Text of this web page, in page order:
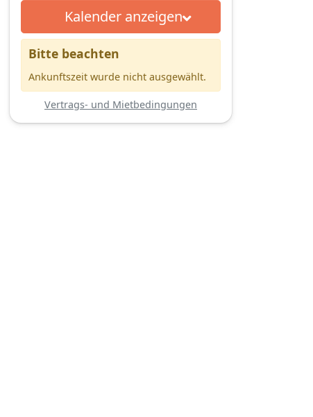
Kalender anzeigen
Bitte beachten
Ankunftszeit wurde nicht ausgewählt.
Vertrags- und Mietbedingungen